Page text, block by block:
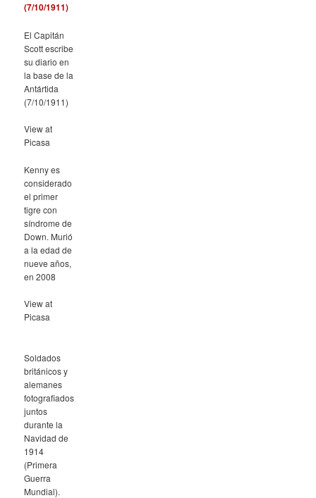
El Capitán
Scott escribe
su diario en
la base de la
Antártida
(7/10/1911)
View at
Picasa
Kenny es
considerado
el primer
tigre con
síndrome de
Down. Murió
a la edad de
nueve años,
en 2008
View at
Picasa
Soldados
británicos y
alemanes
fotografiados
juntos
durante la
Navidad de
1914
(Primera
Guerra
Mundial).